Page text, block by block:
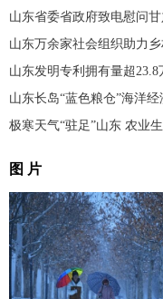
山东省委省政府致电慰问
山东万余家社会组织助力
山东发明专利拥有量超
山东长岛“蓝色粮仓”海洋
极寒天气“驻足”山东 农业
图 片